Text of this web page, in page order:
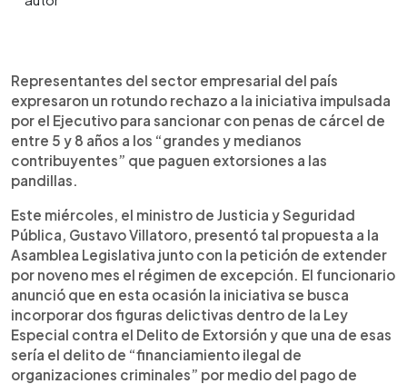
Escuchar artículo
Representantes del sector empresarial del país
expresaron un rotundo rechazo a la iniciativa impulsada
por el Ejecutivo para sancionar con penas de cárcel de
entre 5 y 8 años a los “grandes y medianos
contribuyentes” que paguen extorsiones a las
pandillas.
Este miércoles, el ministro de Justicia y Seguridad
Pública, Gustavo Villatoro, presentó tal propuesta a la
Asamblea Legislativa junto con la petición de extender
por noveno mes el régimen de excepción. El funcionario
anunció que en esta ocasión la iniciativa se busca
incorporar dos figuras delictivas dentro de la Ley
Especial contra el Delito de Extorsión y que una de esas
sería el delito de “financiamiento ilegal de
organizaciones criminales” por medio del pago de